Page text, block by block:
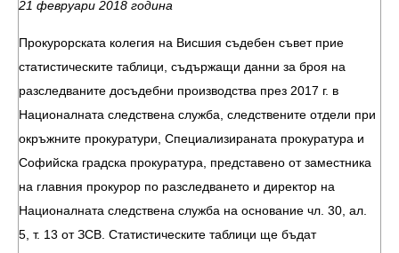
21 февруари 2018 година
Прокурорската колегия на Висшия съдебен съвет прие
статистическите таблици, съдържащи данни за броя на
разследваните досъдебни производства през 2017 г. в
Националната следствена служба, следствените отдели при
окръжните прокуратури, Специализираната прокуратура и
Софийска градска прокуратура, представено от заместника
на главния прокурор по разследването и директор на
Националната следствена служба на основание чл. 30, ал.
5, т. 13 от ЗСВ. Статистическите таблици ще бъдат